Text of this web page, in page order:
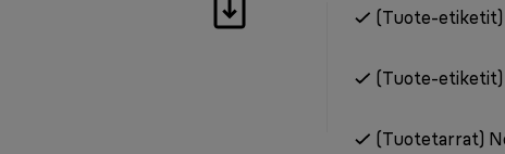
(Tuote-
(Tuote-etiketit)
(Tuotetarrat)